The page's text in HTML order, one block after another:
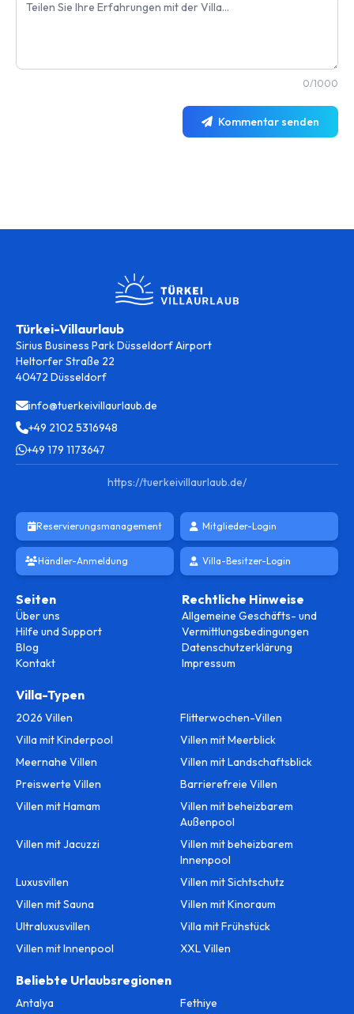
0/1000
Kommentar senden
Türkei-Villaurlaub
Sirius Business Park Düsseldorf Airport
Heltorfer Straße 22
40472 Düsseldorf
info@tuerkeivillaurlaub.de
+49 2102 5316948
+49 179 1173647
https://tuerkeivillaurlaub.de/
Reservierungsmanagement Mitglieder-Login
Händler-Anmeldung Villa-Besitzer-Login
Seiten
Über uns
Hilfe und Support
Blog
Kontakt
Rechtliche Hinweise
Allgemeine Geschäfts- und
Vermittlungsbedingungen
Datenschutzerklärung
Impressum
Villa-Typen
2026 Villen
Flitterwochen-Villen
Villa mit Kinderpool
Villen mit Meerblick
Meernahe Villen
Villen mit Landschaftsblick
Preiswerte Villen
Barrierefreie Villen
Villen mit Hamam
Villen mit beheizbarem
Außenpool
Villen mit Jacuzzi
Villen mit beheizbarem
Innenpool
Luxusvillen
Villen mit Sichtschutz
Villen mit Sauna
Villen mit Kinoraum
Ultraluxusvillen
Villa mit Frühstück
Villen mit Innenpool
XXL Villen
Beliebte Urlaubsregionen
Antalya Fethiye